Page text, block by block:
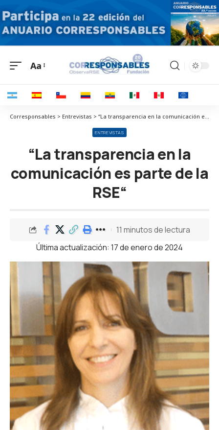
Aa
Corresponsables > Entrevistas > “La transparencia en la comunicación es parte de la RSE“
ENTREVISTAS
“La transparencia en la
comunicación es parte de la
RSE“
Última actualización: 17 de enero de 2024
11 minutos de lectura